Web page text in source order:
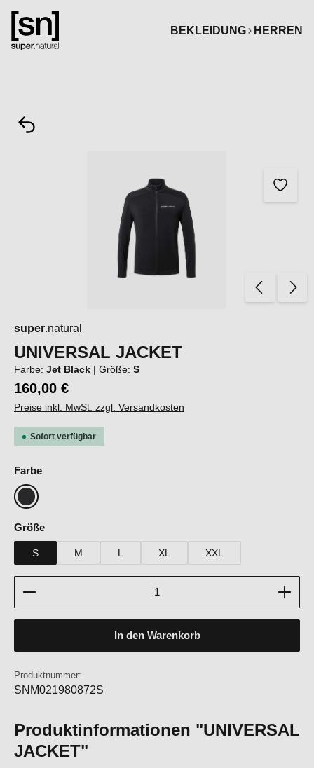
springen
BEKLEIDUNG
HERREN
super.natural
UNIVERSAL JACKET
Farbe: Jet Black | Größe: S
160,00 €
Preise inkl. MwSt. zzgl. Versandkosten
Sofort verfügbar
Farbeauswählen
Jet Black
Größeauswählen
S M L XL XXL
Produkt Anzahl: Gib den gewünschten Wert ein
In den Warenkorb
Produktnummer:
SNM021980872S
Produktinformationen "UNIVERSAL
JACKET"